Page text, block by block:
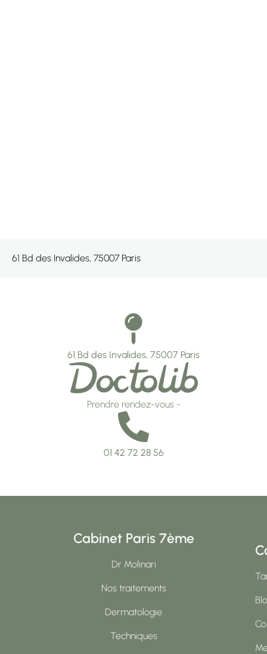
61 Bd des Invalides, 75007 Paris
61 Bd des Invalides, 75007 Paris
Prendre rendez-vous -
01 42 72 28 56
Cabinet Paris 7ème
Dr Molinari
Nos traitements
Dermatologie
Techniques